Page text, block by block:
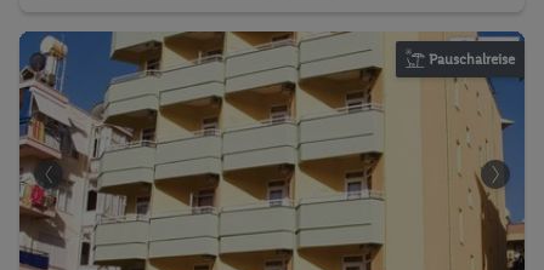
Pauschalreise